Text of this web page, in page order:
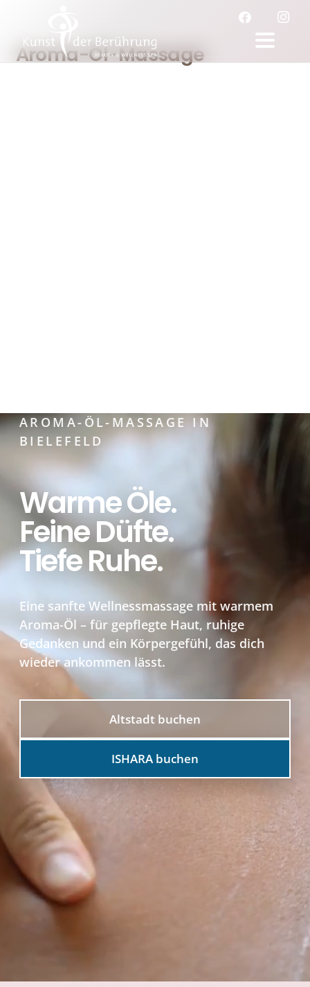
Aroma-Öl-Massage
AROMA-ÖL-MASSAGE IN
BIELEFELD
Warme Öle.
Feine Düfte.
Tiefe Ruhe.
Eine sanfte Wellnessmassage mit warmem
Aroma-Öl – für gepflegte Haut, ruhige
Gedanken und ein Körpergefühl, das dich
wieder ankommen lässt.
Altstadt buchen
ISHARA buchen